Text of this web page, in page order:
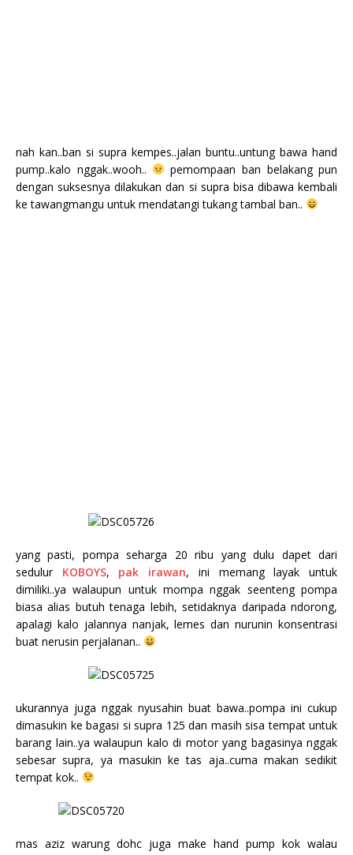
nah kan..ban si supra kempes..jalan buntu..untung bawa hand
pump..kalo nggak..wooh..
pemompaan ban belakang pun
dengan suksesnya dilakukan dan si supra bisa dibawa kembali
ke tawangmangu untuk mendatangi tukang tambal ban..
yang pasti, pompa seharga 20 ribu yang dulu dapet dari
sedulur KOBOYS, pak irawan, ini memang layak untuk
dimiliki..ya walaupun untuk mompa nggak seenteng pompa
biasa alias butuh tenaga lebih, setidaknya daripada ndorong,
apalagi kalo jalannya nanjak, lemes dan nurunin konsentrasi
buat nerusin perjalanan..
ukurannya juga nggak nyusahin buat bawa..pompa ini cukup
dimasukin ke bagasi si supra 125 dan masih sisa tempat untuk
barang lain..ya walaupun kalo di motor yang bagasinya nggak
sebesar supra, ya masukin ke tas aja..cuma makan sedikit
tempat kok..
mas aziz warung dohc juga make hand pump kok walau